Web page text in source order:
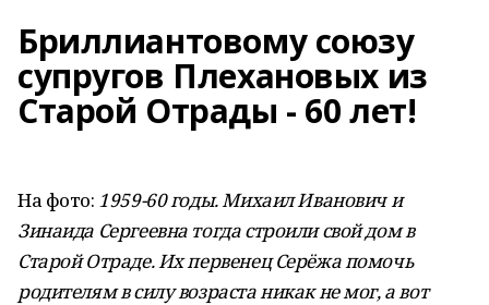
Бриллиантовому союзу
супругов Плехановых из
Старой Отрады - 60 лет!
На фото: 1959-60 годы. Михаил Иванович и
Зинаида Сергеевна тогда строили свой дом в
Старой Отраде. Их первенец Серёжа помочь
родителям в силу возраста никак не мог, а вот